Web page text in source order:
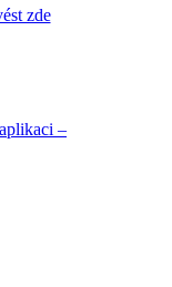
zde
–